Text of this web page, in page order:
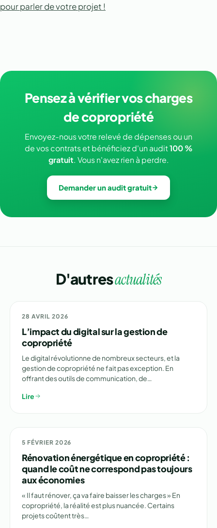
pour parler de votre projet !
Pensez à vérifier vos charges
de copropriété
Envoyez-nous votre relevé de dépenses ou un
de vos contrats et bénéficiez d'un audit100 %
gratuit. Vous n'avez rien à perdre.
Demander un audit gratuit
D'autresactualités
💰 GESTION
28 AVRIL 2026
L’impact du digital sur la gestion de
copropriété
Le digital révolutionne de nombreux secteurs, et la
gestion de copropriété ne fait pas exception. En
offrant des outils de communication, de…
Lire
🏗️ RÉNOVATION
5 FÉVRIER 2026
Rénovation énergétique en copropriété :
quand le coût ne correspond pas toujours
aux économies
« Il faut rénover, ça va faire baisser les charges » En
copropriété, la réalité est plus nuancée. Certains
projets coûtent très…